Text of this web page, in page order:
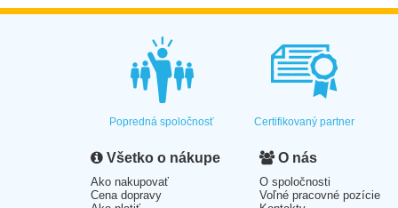
Popredná spoločnosť Certifikovaný partner
Všetko o nákupe
Ako nakupovať
Cena dopravy
O nás
O spoločnosti
Voľné pracovné pozície